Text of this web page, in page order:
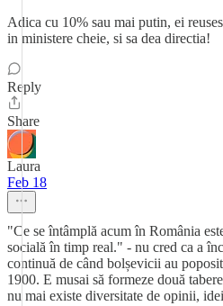
Adica cu 10% sau mai putin, ei
in ministere cheie, si sa dea directia!
Reply
Share
Laura
Feb 18
"Ce se întâmplă acum în România
socială în timp real." - nu cred ca a
continuă de când bolșevicii au
1900. E musai să formeze două
nu mai existe diversitate de opinii,